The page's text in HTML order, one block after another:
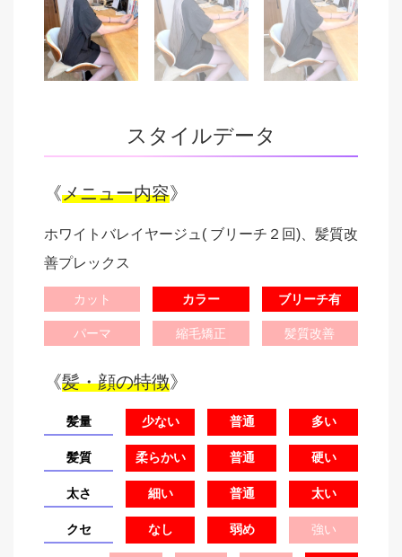
スタイルデータ
《メニュー内容》
ホワイトバレイヤージュ( ブリーチ２回)、髪質改
善プレックス
カット カラー ブリーチ有
パーマ 縮毛矯正 髪質改善
《髪・顔の特徴》
髪量 少ない 普通 多い
髪質 柔らかい 普通 硬い
太さ 細い 普通 太い
クセ なし 弱め 強い